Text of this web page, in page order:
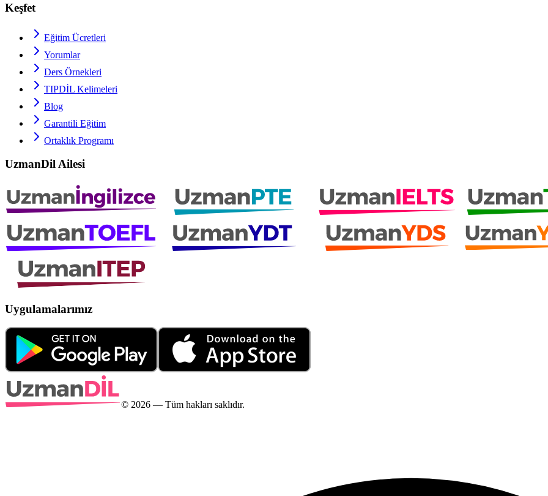
Keşfet
Eğitim Ücretleri
Yorumlar
Ders Örnekleri
TIPDİL Kelimeleri
Blog
Garantili Eğitim
Ortaklık Programı
UzmanDil Ailesi
Uygulamalarımız
© 2026 — Tüm hakları saklıdır.